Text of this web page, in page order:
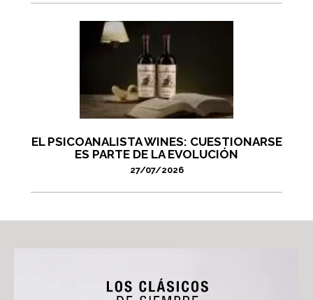
EL PSICOANALISTA WINES: CUESTIONARSE
ES PARTE DE LA EVOLUCIÓN
27/07/2026